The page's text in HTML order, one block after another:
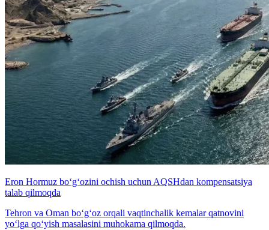
Eron Hormuz bo‘g‘ozini ochish uchun AQSHdan kompensatsiya
talab qilmoqda
Tehron va Oman bo‘g‘oz orqali vaqtinchalik kemalar qatnovini
yo‘lga qo‘yish masalasini muhokama qilmoqda.